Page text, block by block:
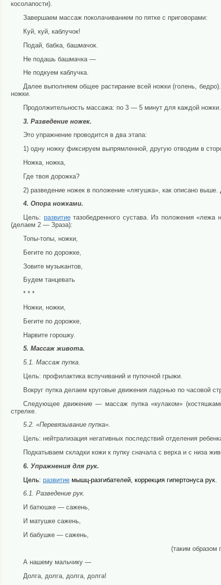
косолапости).
Завершаем массаж поколачиванием по пятке с приговорами:
Куй, куй, каблучок!
Подай, бабка, башмачок.
Не подашь башмачка —
Не подкуем каблучка.
Далее выполняем общее растирание всей ножки (голень,
ножки.
Продолжительность массажа: по 3 — 5 минут для каждой ножки.
3. Разведение ножек.
Это упражнение проводится в два этапа:
1) одну ножку фиксируем выпрямленной, другую отводим в
Ножка, ножка,
Где твоя дорожка?
2) разведение ножек в положение «лягушка», как описано
4. Опора ножками.
Цель: развитиетазобедренного сустава. Из положения «лежа
(делаем 2 — Зра­за):
Топы-топы, ножки,
Бегите по дорожке,
Зовите музыкантов,
Будем танцевать
* * *
Ножки, ножки,
Бегите по дорожке,
Нарвите горошку.
5. Массаж живота.
5.1. Массаж пупка.
Цель: профилактика вспучиваний и пупочной грыжи.
Вокруг пупка делаем круговые движения ладонью по часо­вой
Следующее движение — массаж пупка «кулаком»
стрелке.
5.2. «Перевязывание пупка».
Цель: нейтрализация негативных последствий отделения
Подкатываем складки кожи к пупку сначала с верха и с ни­за
6. Упражнения для рук.
Цель: развитие мышц-разгибателей, коррекция гипертонуса рук.
6.1. Разведение рук.
И батюшке — сажень,
И матушке сажень,
И бабушке — сажень,
(таким образом
А нашему мальчику —
Долга, долга, долга, долга!